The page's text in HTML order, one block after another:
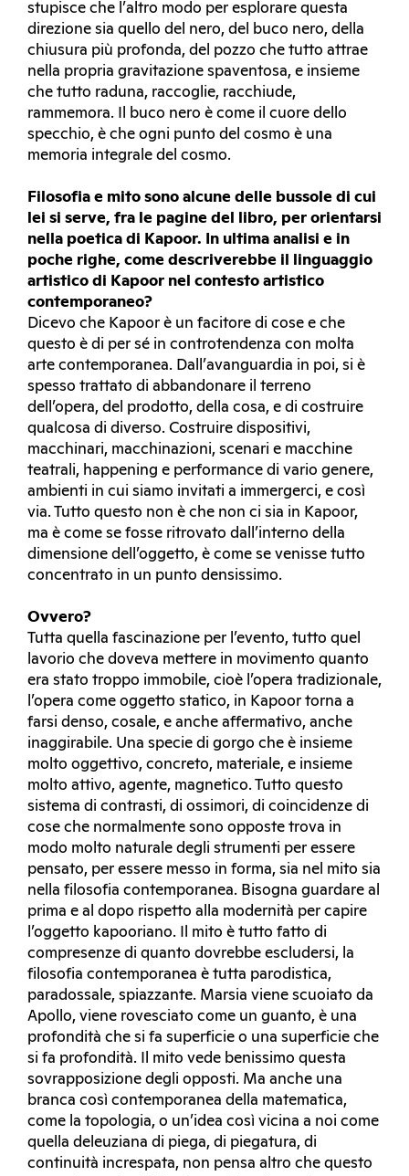
stupisce che l’altro modo per esplorare questa
direzione sia quello del nero, del buco nero, della
chiusura più profonda, del pozzo che tutto attrae
nella propria gravitazione spaventosa, e insieme
che tutto raduna, raccoglie, racchiude,
rammemora. Il buco nero è come il cuore dello
specchio, è che ogni punto del cosmo è una
memoria integrale del cosmo.
Filosofia e mito sono alcune delle bussole di cui
lei si serve, fra le pagine del libro, per orientarsi
nella poetica di Kapoor. In ultima analisi e in
poche righe, come descriverebbe il linguaggio
artistico di Kapoor nel contesto artistico
contemporaneo?
Dicevo che Kapoor è un facitore di cose e che
questo è di per sé in controtendenza con molta
arte contemporanea. Dall’avanguardia in poi, si è
spesso trattato di abbandonare il terreno
dell’opera, del prodotto, della cosa, e di costruire
qualcosa di diverso. Costruire dispositivi,
macchinari, macchinazioni, scenari e macchine
teatrali, happening e performance di vario genere,
ambienti in cui siamo invitati a immergerci, e così
via. Tutto questo non è che non ci sia in Kapoor,
ma è come se fosse ritrovato dall’interno della
dimensione dell’oggetto, è come se venisse tutto
concentrato in un punto densissimo.
Ovvero?
Tutta quella fascinazione per l’evento, tutto quel
lavorio che doveva mettere in movimento quanto
era stato troppo immobile, cioè l’opera tradizionale,
l’opera come oggetto statico, in Kapoor torna a
farsi denso, cosale, e anche affermativo, anche
inaggirabile. Una specie di gorgo che è insieme
molto oggettivo, concreto, materiale, e insieme
molto attivo, agente, magnetico. Tutto questo
sistema di contrasti, di ossimori, di coincidenze di
cose che normalmente sono opposte trova in
modo molto naturale degli strumenti per essere
pensato, per essere messo in forma, sia nel mito sia
nella filosofia contemporanea. Bisogna guardare al
prima e al dopo rispetto alla modernità per capire
l’oggetto kapooriano. Il mito è tutto fatto di
compresenze di quanto dovrebbe escludersi, la
filosofia contemporanea è tutta parodistica,
paradossale, spiazzante. Marsia viene scuoiato da
Apollo, viene rovesciato come un guanto, è una
profondità che si fa superficie o una superficie che
si fa profondità. Il mito vede benissimo questa
sovrapposizione degli opposti. Ma anche una
branca così contemporanea della matematica,
come la topologia, o un’idea così vicina a noi come
quella deleuziana di piega, di piegatura, di
continuità increspata, non pensa altro che questo